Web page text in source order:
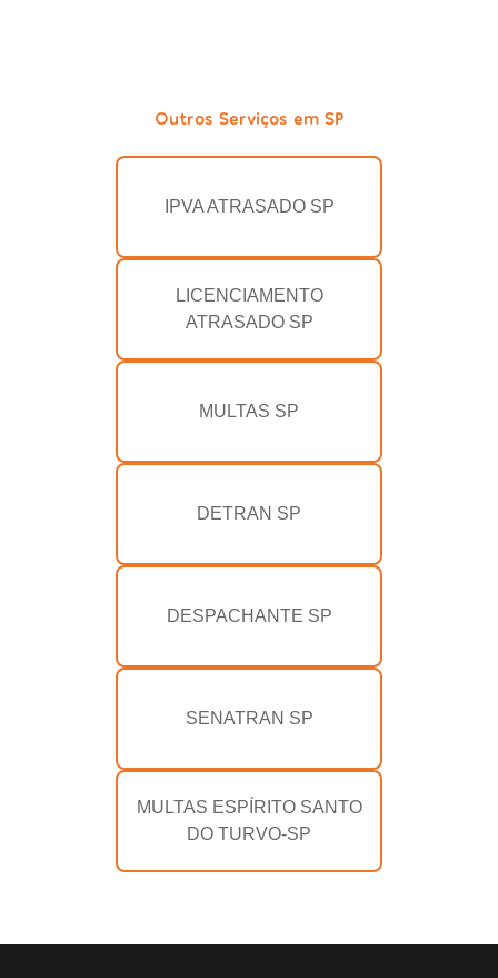
Outros Serviços em SP
IPVA ATRASADO SP
LICENCIAMENTO
ATRASADO SP
MULTAS SP
DETRAN SP
DESPACHANTE SP
SENATRAN SP
MULTAS ESPÍRITO SANTO
DO TURVO-SP